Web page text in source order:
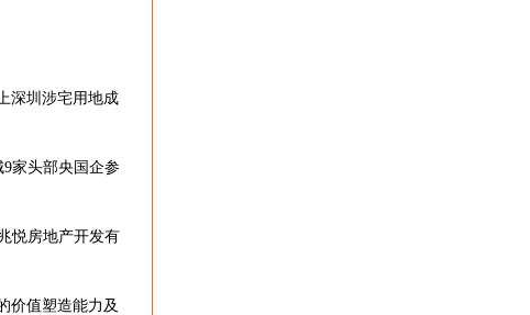
深圳涉宅用地成
家头部央国企参
悦房地产开发有
价值塑造能力及